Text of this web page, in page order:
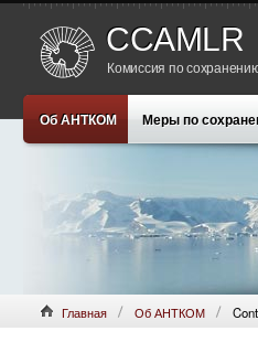
CCAMLR
Комиссия по
Об АНТКОМ Меры по
Главная Об АНТКОМ